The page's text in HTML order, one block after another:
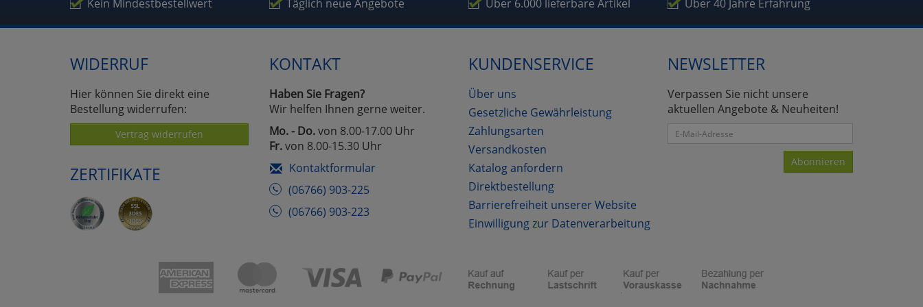
Kein Mindestbestellwert Täglich neue Angebote Über 6.000 lieferbare Artikel Über 40 Jahre Erfahrung
WIDERRUF
Hier können Sie direkt eine
Bestellung widerrufen:
Vertrag widerrufen
ZERTIFIKATE
KONTAKT
Haben Sie Fragen?
Wir helfen Ihnen gerne weiter.
Mo. - Do.von 8.00-17.00 Uhr
Fr.von 8.00-15.30 Uhr
Kontaktformular
(06766) 903-225
(06766) 903-223
KUNDENSERVICE
Über uns
Gesetzliche Gewährleistung
Zahlungsarten
Versandkosten
Katalog anfordern
Direktbestellung
Barrierefreiheit unserer Website
Einwilligung zur Datenverarbeitung
NEWSLETTER
Verpassen Sie nicht unsere
aktuellen Angebote & Neuheiten!
Abonnieren